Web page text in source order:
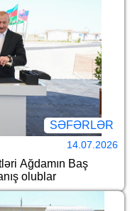
SƏFƏRLƏR
14.07.2026
Ağdamın Baş
olublar